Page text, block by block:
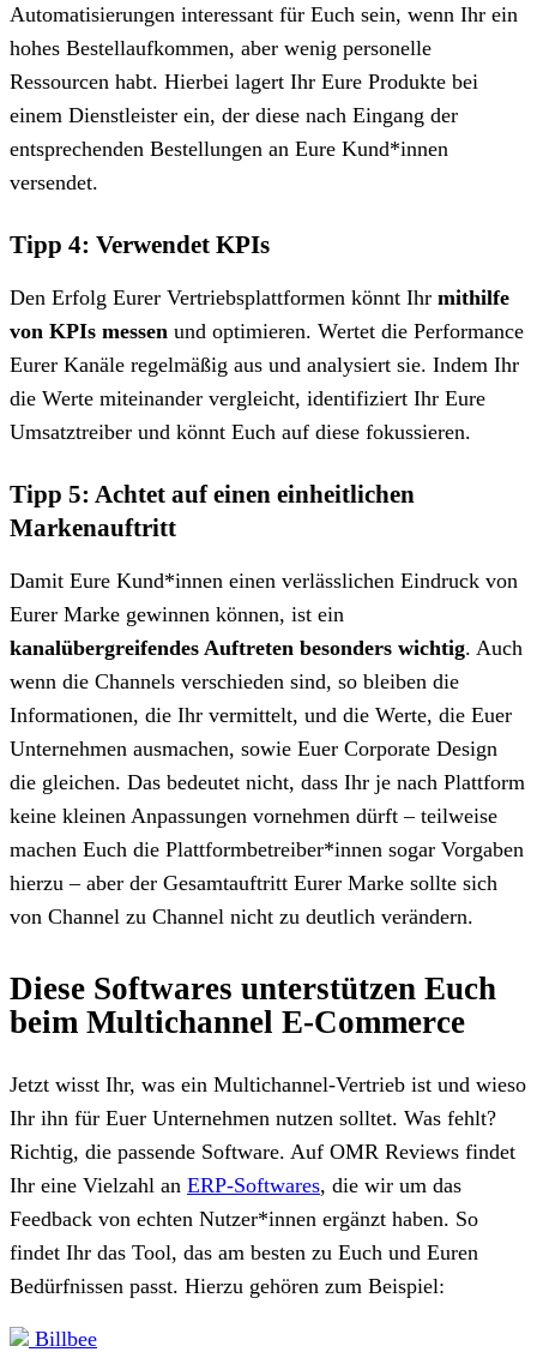
Automatisierungen interessant für Euch sein, wenn Ihr ein
hohes Bestellaufkommen, aber wenig personelle
Ressourcen habt. Hierbei lagert Ihr Eure Produkte bei
einem Dienstleister ein, der diese nach Eingang der
entsprechenden Bestellungen an Eure Kund*innen
versendet.
Tipp 4: Verwendet KPIs
Den Erfolg Eurer Vertriebsplattformen könnt Ihr mithilfe
von KPIs messen und optimieren. Wertet die Performance
Eurer Kanäle regelmäßig aus und analysiert sie. Indem Ihr
die Werte miteinander vergleicht, identifiziert Ihr Eure
Umsatztreiber und könnt Euch auf diese fokussieren.
Tipp 5: Achtet auf einen einheitlichen
Markenauftritt
Damit Eure Kund*innen einen verlässlichen Eindruck von
Eurer Marke gewinnen können, ist ein
kanalübergreifendes Auftreten besonders wichtig. Auch
wenn die Channels verschieden sind, so bleiben die
Informationen, die Ihr vermittelt, und die Werte, die Euer
Unternehmen ausmachen, sowie Euer Corporate Design
die gleichen. Das bedeutet nicht, dass Ihr je nach Plattform
keine kleinen Anpassungen vornehmen dürft – teilweise
machen Euch die Plattformbetreiber*innen sogar Vorgaben
hierzu – aber der Gesamtauftritt Eurer Marke sollte sich
von Channel zu Channel nicht zu deutlich verändern.
Diese Softwares unterstützen Euch
beim Multichannel E-Commerce
Jetzt wisst Ihr, was ein Multichannel-Vertrieb ist und wieso
Ihr ihn für Euer Unternehmen nutzen solltet. Was fehlt?
Richtig, die passende Software. Auf OMR Reviews findet
Ihr eine Vielzahl an ERP-Softwares, die wir um das
Feedback von echten Nutzer*innen ergänzt haben. So
findet Ihr das Tool, das am besten zu Euch und Euren
Bedürfnissen passt. Hierzu gehören zum Beispiel:
Billbee